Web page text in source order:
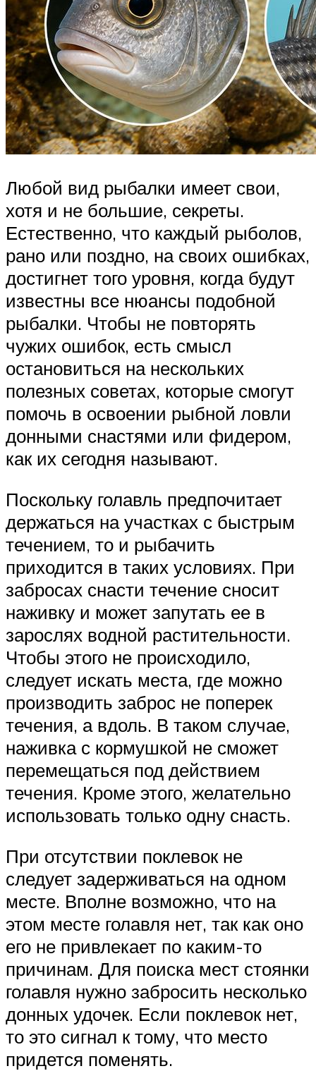
Любой вид рыбалки имеет свои,
хотя и не большие, секреты.
Естественно, что каждый рыболов,
рано или поздно, на своих ошибках,
достигнет того уровня, когда будут
известны все нюансы подобной
рыбалки. Чтобы не повторять
чужих ошибок, есть смысл
остановиться на нескольких
полезных советах, которые смогут
помочь в освоении рыбной ловли
донными снастями или фидером,
как их сегодня называют.
Поскольку голавль предпочитает
держаться на участках с быстрым
течением, то и рыбачить
приходится в таких условиях. При
забросах снасти течение сносит
наживку и может запутать ее в
зарослях водной растительности.
Чтобы этого не происходило,
следует искать места, где можно
производить заброс не поперек
течения, а вдоль. В таком случае,
наживка с кормушкой не сможет
перемещаться под действием
течения. Кроме этого, желательно
использовать только одну снасть.
При отсутствии поклевок не
следует задерживаться на одном
месте. Вполне возможно, что на
этом месте голавля нет, так как оно
его не привлекает по каким-то
причинам. Для поиска мест стоянки
голавля нужно забросить несколько
донных удочек. Если поклевок нет,
то это сигнал к тому, что место
придется поменять.